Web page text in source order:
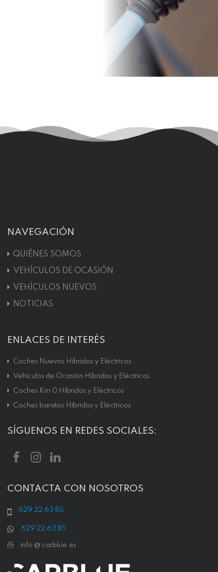
NAVEGACIÓN
QUIÉNES SOMOS
VEHÍCULOS DE OCASIÓN
VEHÍCULOS NUEVOS
NOTICIAS
ENLACES DE INTERÉS
Coches Nuevos Híbridos y Eléctricos
Vehículos de Ocasión Híbridos y Eléctricos
Coches Km 0 Híbridos y Eléctricos
Coches baratos Híbridos y Eléctricos
SÍGUENOS EN REDES SOCIALES:
CONTACTA CON NOSOTROS
629 22 63 85
629 22 63 85
info @ carblue.es